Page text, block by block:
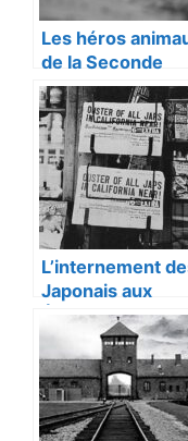
Les héros
de la Seconde
Guerre mondiale
L’internement
Japonais aux
États-Unis.